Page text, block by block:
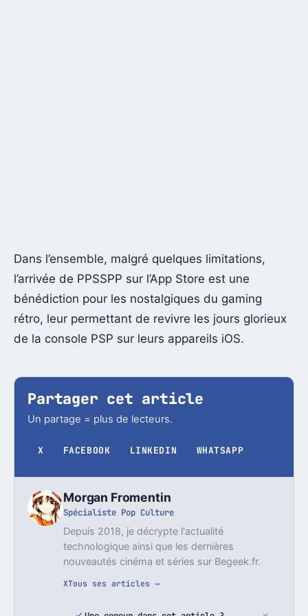
Dans l’ensemble, malgré quelques limitations,
l’arrivée de PPSSPP sur l’App Store est une
bénédiction pour les nostalgiques du gaming
rétro, leur permettant de revivre les jours glorieux
de la console PSP sur leurs appareils iOS.
Partager cet article
Un partage = plus de lecteurs.
X FACEBOOK LINKEDIN WHATSAPP
Morgan Fromentin
Spécialiste Pop Culture
Depuis 2018, je décrypte l'actualité
technologique ainsi que les dernières
nouveautés cinéma et séries sur Begeek.fr.
XTous ses articles →